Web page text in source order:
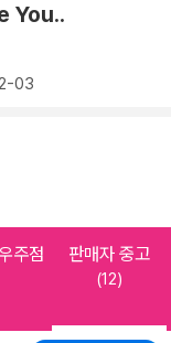
You..
03
주점 판매자 중고
(12)